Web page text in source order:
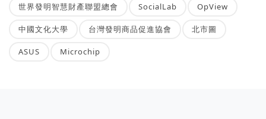
世界發明智慧財產聯盟總會 SocialLab OpView
中國文化大學 台灣發明商品促進協會 北市圖
ASUS Microchip